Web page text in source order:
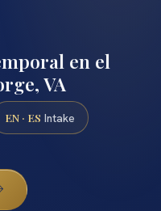
en el
VA
EN · ES Intake